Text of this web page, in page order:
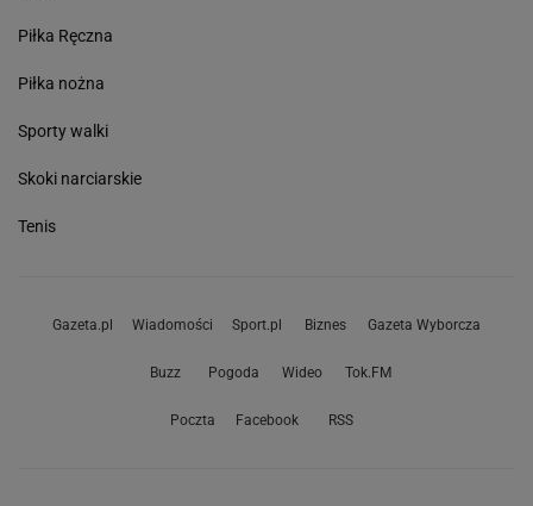
Piłka Ręczna
Piłka nożna
Sporty walki
Skoki narciarskie
Tenis
Gazeta.pl Wiadomości Sport.pl Biznes Gazeta Wyborcza
Buzz Pogoda Wideo Tok.FM
Poczta Facebook RSS